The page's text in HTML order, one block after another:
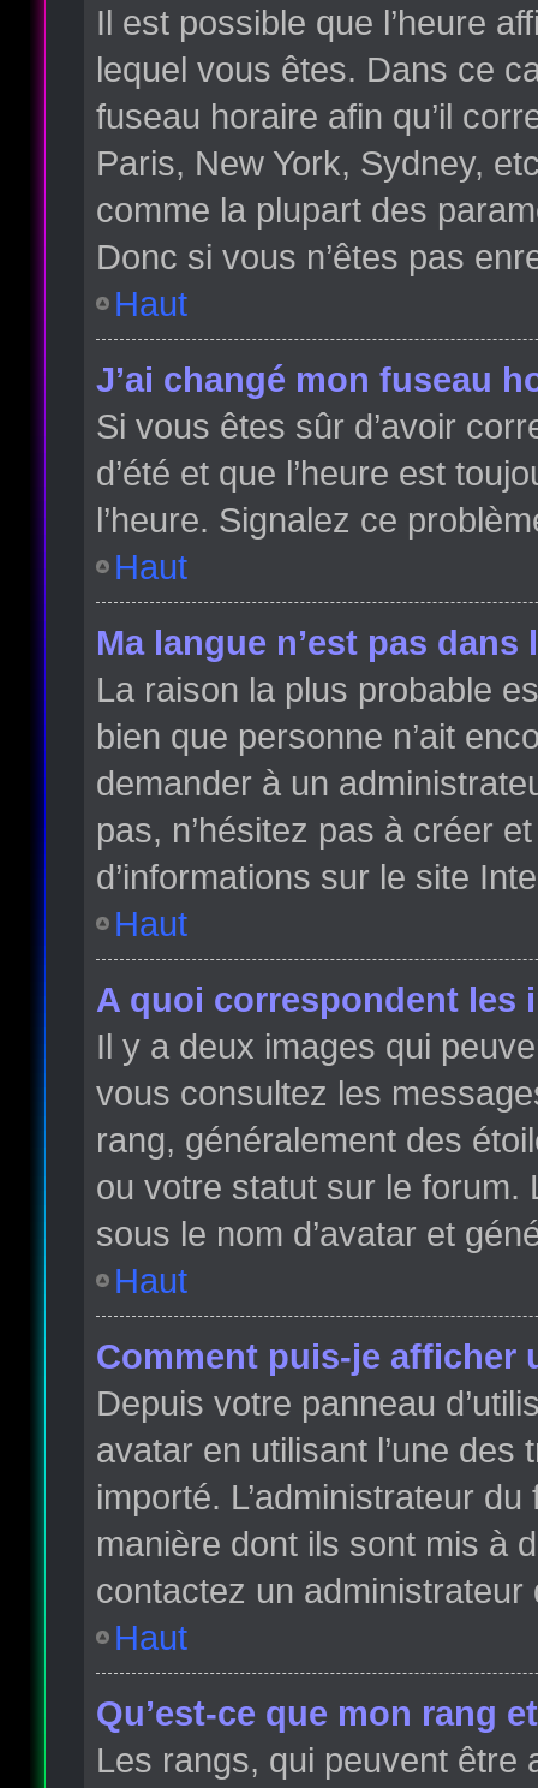
Il est possible que l’heure
lequel vous êtes. Dans ce
fuseau horaire afin qu’il
Paris, New York, Sydney,
comme la plupart des
Donc si vous n’êtes pas
Haut
J’ai changé mon fuseau
Si vous êtes sûr d’avoir
d’été et que l’heure est
l’heure. Signalez ce
Haut
Ma langue n’est pas dans
La raison la plus probable
bien que personne n’ait
demander à un
pas, n’hésitez pas à créer
d’informations sur le site
Haut
A quoi correspondent les
Il y a deux images qui
vous consultez les
rang, généralement des
ou votre statut sur le forum.
sous le nom d’avatar et
Haut
Comment puis-je afficher
Depuis votre panneau
avatar en utilisant l’une
importé. L’administrateur
manière dont ils sont mis à
contactez un administrateur
Haut
Qu’est-ce que mon rang
Les rangs, qui peuvent être